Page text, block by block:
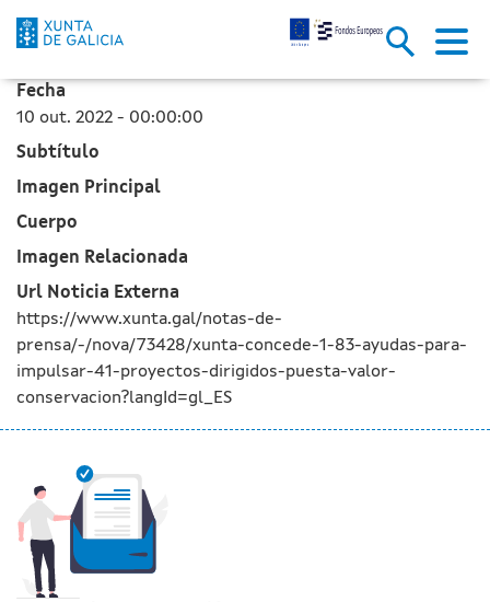
A Xunta concede 1,83 M€ en
Skip to Main Content
Fecha
10 out. 2022 - 00:00:00
Subtítulo
Imagen Principal
Cuerpo
Imagen Relacionada
Url Noticia Externa
https://www.xunta.gal/notas-de-
prensa/-/nova/73428/xunta-concede-1-83-ayudas-para-
impulsar-41-proyectos-dirigidos-puesta-valor-
conservacion?langId=gl_ES